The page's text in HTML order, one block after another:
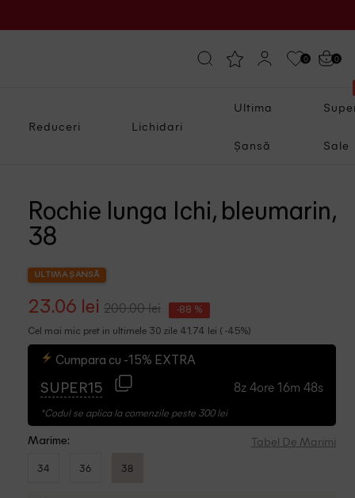
0 0
Reduceri Lichidari
Ultima
Șansă Sale
Rochie lunga Ichi, bleumarin,
38
ULTIMA ȘANSĂ
23.06 lei 200.00 lei -88 %
Cel mai mic pret in ultimele 30 zile 41.74 lei ( -45%)
Cumpara cu -15% EXTRA
SUPER15 8z 4ore 16m 47s
*Codul se aplica la comenzile peste 300 lei
Marime: Tabel De Marimi
34 36 38